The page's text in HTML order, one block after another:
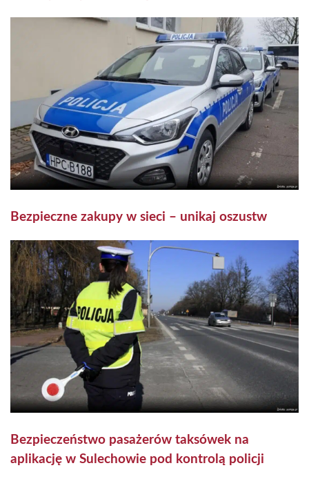
Bezpieczne zakupy w sieci – unikaj oszustw
Bezpieczeństwo pasażerów taksówek na
aplikację w Sulechowie pod kontrolą policji